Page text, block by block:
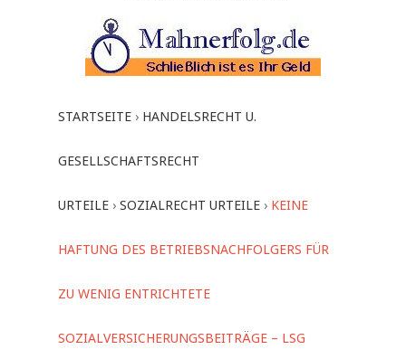
STARTSEITE › HANDELSRECHT U.
GESELLSCHAFTSRECHT
URTEILE › SOZIALRECHT URTEILE › KEINE
HAFTUNG DES BETRIEBSNACHFOLGERS FÜR
ZU WENIG ENTRICHTETE
SOZIALVERSICHERUNGSBEITRÄGE – LSG